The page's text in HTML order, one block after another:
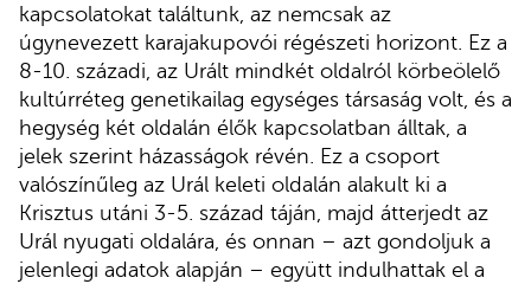
kapcsolatokat találtunk, az nemcsak az
úgynevezett karajakupovói régészeti horizont. Ez a
8-10. századi, az Urált mindkét oldalról körbeölelő
kultúrréteg genetikailag egységes társaság volt, és a
hegység két oldalán élők kapcsolatban álltak, a
jelek szerint házasságok révén. Ez a csoport
valószínűleg az Urál keleti oldalán alakult ki a
Krisztus utáni 3-5. század táján, majd átterjedt az
Urál nyugati oldalára, és onnan – azt gondoljuk a
jelenlegi adatok alapján – együtt indulhattak el a